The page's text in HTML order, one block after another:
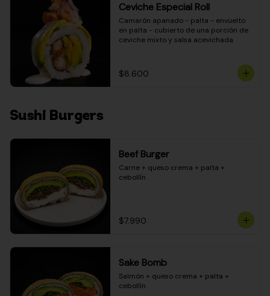
Ceviche Especial Roll
Camarón apanado - palta - envuelto
en palta - cubierto de una porción de
ceviche mixto y salsa acevichada
$8.600
Sushi Burgers
Beef Burger
Carne + queso crema + palta +
cebollín
$7.990
Sake Bomb
Salmón + queso crema + palta +
cebollín